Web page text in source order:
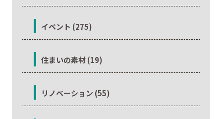
イベント (275)
住まいの素材 (19)
リノベーション (55)